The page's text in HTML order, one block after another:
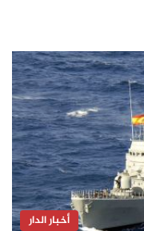
أخبار الدار